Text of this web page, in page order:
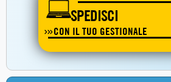
SPEDISCI
CON IL TUO GESTIONALE